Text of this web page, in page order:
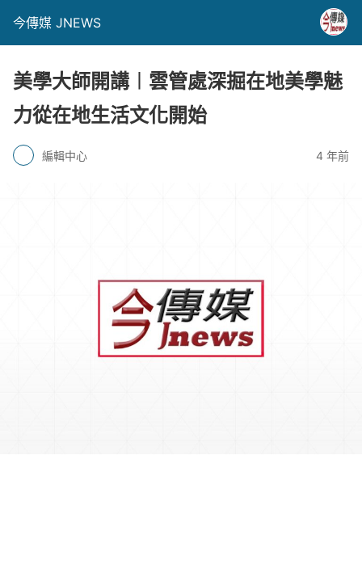
今傳媒 JNEWS
美學大師開講︱雲管處深掘在地美學魅
力從在地生活文化開始
編輯中心 4 年前